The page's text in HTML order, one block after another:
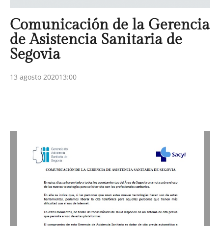
Comunicación de la Gerencia
de Asistencia Sanitaria de
Segovia
13 agosto 202013:00